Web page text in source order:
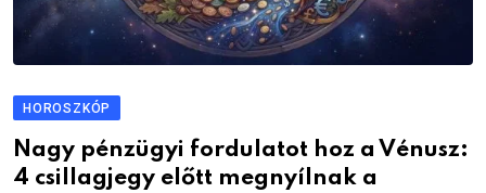
HOROSZKÓP
Nagy pénzügyi fordulatot hoz a Vénusz:
4 csillagjegy előtt megnyílnak a